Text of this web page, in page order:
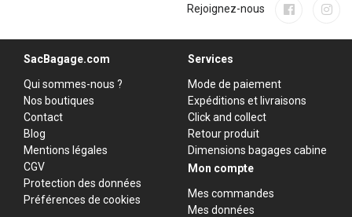
Rejoignez-nous
SacBagage.com
Qui sommes-nous ?
Nos boutiques
Contact
Blog
Mentions légales
CGV
Protection des données
Préférences de cookies
Services
Mode de paiement
Expéditions et livraisons
Click and collect
Retour produit
Dimensions bagages cabine
Mon compte
Mes commandes
Mes données